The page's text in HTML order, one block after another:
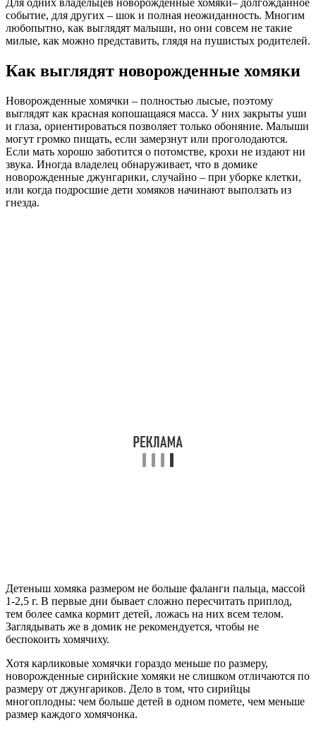
событие, для других – шок и полная неожиданность. Многим
любопытно, как выглядят малыши, но они совсем не такие
милые, как можно представить, глядя на пушистых родителей.
Как выглядят новорожденные хомяки
Новорожденные хомячки – полностью лысые, поэтому
выглядят как красная копошащаяся масса. У них закрыты уши
и глаза, ориентироваться позволяет только обоняние. Малыши
могут громко пищать, если замерзнут или проголодаются.
Если мать хорошо заботится о потомстве, крохи не издают ни
звука. Иногда владелец обнаруживает, что в домике
новорожденные джунгарики, случайно – при уборке клетки,
или когда подросшие дети хомяков начинают выползать из
гнезда.
Детеныш хомяка размером не больше фаланги пальца, массой
1-2,5 г. В первые дни бывает сложно пересчитать приплод,
тем более самка кормит детей, ложась на них всем телом.
Заглядывать же в домик не рекомендуется, чтобы не
беспокоить хомячиху.
Хотя карликовые хомячки гораздо меньше по размеру,
новорожденные сирийские хомяки не слишком отличаются по
размеру от джунгариков. Дело в том, что сирийцы
многоплодны: чем больше детей в одном помете, чем меньше
размер каждого хомячонка.